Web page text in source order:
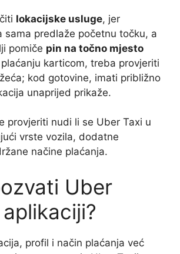
lokacijske usluge, jer
sama predlaže početnu točku, a
pomiče pin na točno mjesto
plaćanju karticom, treba provjeriti
kod gotovine, imati približno
unaprijed prikaže.
provjeriti nudi li se Uber Taxi u
vrste vozila, dodatne
načine plaćanja.
Uber
profil i način plaćanja već